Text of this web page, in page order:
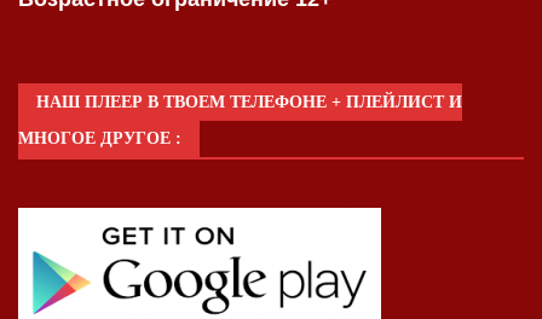
НАШ ПЛЕЕР В ТВОЕМ ТЕЛЕФОНЕ + ПЛЕЙЛИСТ И
МНОГОЕ ДРУГОЕ :